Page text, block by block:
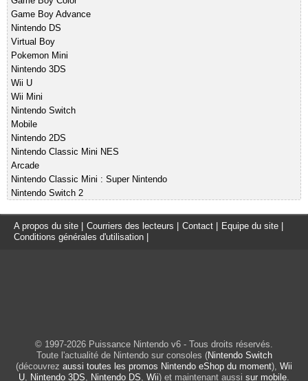
Game Boy Advance
Nintendo DS
Virtual Boy
Pokemon Mini
Nintendo 3DS
Wii U
Wii Mini
Nintendo Switch
Mobile
Nintendo 2DS
Nintendo Classic Mini NES
Arcade
Nintendo Classic Mini : Super Nintendo
Nintendo Switch 2
A propos du site Courriers des lecteurs Contact Equipe du site
Conditions générales d'utilisation
© 1997-2026 Puissance Nintendo v6 - Tous droits réservés.
Toute l'actualité de Nintendo sur consoles (Nintendo Switch
(découvrez aussi toutes les promos Nintendo eShop du moment), Wii
U, Nintendo 3DS, Nintendo DS, Wii) et maintenant aussi sur mobile.